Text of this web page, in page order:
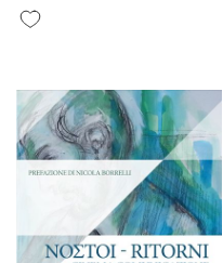
Aggiungi alla lista desideri